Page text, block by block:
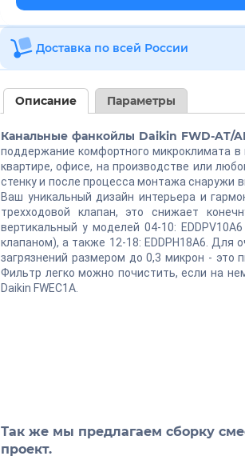
Доставка по всей России
Описание Параметры
Канальные фанкойлы Daikin FWD-AT/
поддержание комфортного микроклимата
квартире, офисе, на производстве или
стенку и после процесса монтажа снаружи
Ваш уникальный дизайн интерьера и
трехходовой клапан, это снижает
вертикальный у моделей 04-10:
клапаном), а также 12-18: EDDPH18A6. Для
загрязнений размером до 0,3 микрон - это
Фильтр легко можно почистить, если на
Daikin FWEC1A.
Так же мы предлагаем сборку
проект.